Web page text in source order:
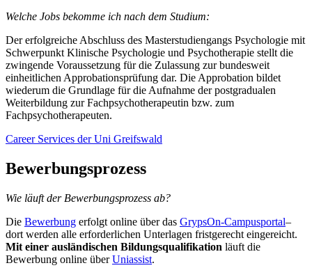
Welche Jobs bekomme ich nach dem Studium:
Der erfolgreiche Abschluss des Masterstudiengangs Psychologie mit
Schwerpunkt Klinische Psychologie und Psychotherapie stellt die
zwingende Voraussetzung für die Zulassung zur bundesweit
einheitlichen Approbationsprüfung dar. Die Approbation bildet
wiederum die Grundlage für die Aufnahme der postgradualen
Weiterbildung zur Fachpsychotherapeutin bzw. zum
Fachpsychotherapeuten.
Career Services der Uni Greifswald
Bewerbungsprozess
Wie läuft der Bewerbungsprozess ab?
Die Bewerbung erfolgt online über das GrypsOn-Campusportal–
dort werden alle erforderlichen Unterlagen fristgerecht eingereicht.
Mit einer ausländischen Bildungsqualifikation läuft die
Bewerbung online überUniassist.